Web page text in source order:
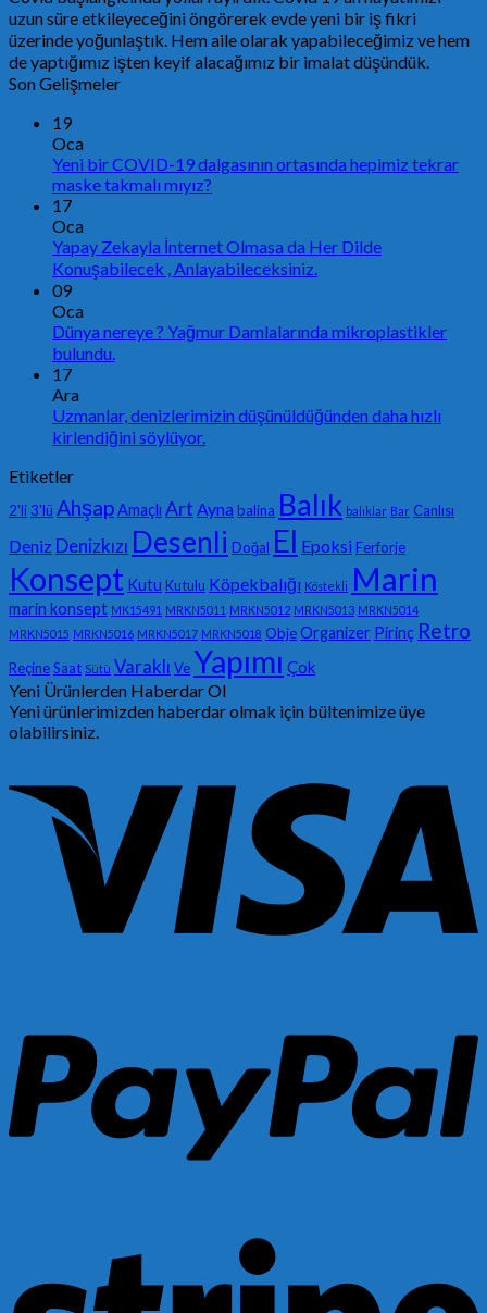
uzun süre etkileyeceğini öngörerek evde yeni bir iş fikri
üzerinde yoğunlaştık. Hem aile olarak yapabileceğimiz ve hem
de yaptığımız işten keyif alacağımız bir imalat düşündük.
Son Gelişmeler
19
Oca
Yeni bir COVID-19 dalgasının ortasında hepimiz tekrar
maske takmalı mıyız?
17
Oca
Yapay Zekayla İnternet Olmasa da Her Dilde
Konuşabilecek , Anlayabileceksiniz.
09
Oca
Dünya nereye ? Yağmur Damlalarında mikroplastikler
bulundu.
17
Ara
Uzmanlar, denizlerimizin düşünüldüğünden daha hızlı
kirlendiğini söylüyor.
Etiketler
2'li 3'lü AhşapAmaçlı Art Ayna balina Balık balıklar Bar Canlısı
Deniz Denizkızı Desenli Doğal El Epoksi Ferforje
Konsept Kutu Kutulu Köpekbalığı Köstekli Marin
marin konsept MK15491 MRKN5011 MRKN5012 MRKN5013 MRKN5014
MRKN5015 MRKN5016 MRKN5017 MRKN5018 ObjeOrganizer Pirinç Retro
ReçineSaat Sütü Varaklı Ve Yapımı Çok
Yeni Ürünlerden Haberdar Ol
Yeni ürünlerimizden haberdar olmak için bültenimize üye
olabilirsiniz.